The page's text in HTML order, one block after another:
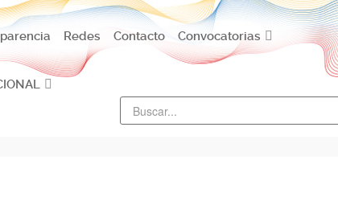
Redes Contacto Convocatorias